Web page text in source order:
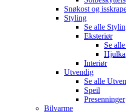
Snøkost og
Styling
Se alle
Eksteriør
Se alle
Interiør
Utvendig
Se alle
Speil
Presenninger
Bilvarme